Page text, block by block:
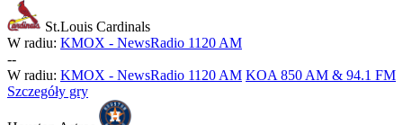
St.Louis Cardinals
W radiu: KMOX - NewsRadio 1120 AM
--
W radiu: KMOX - NewsRadio 1120 AM KOA 850 AM & 94.1 FM
Szczegóły gry